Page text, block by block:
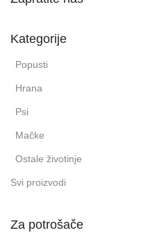
Kategorije
Popusti
Hrana
Psi
Mačke
Ostale životinje
Svi proizvodi
Za potrošače